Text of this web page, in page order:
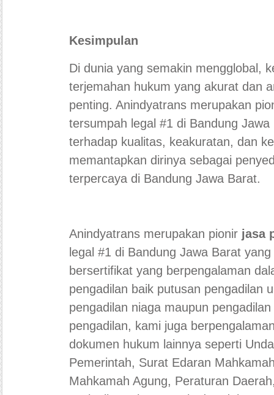
Kesimpulan
Di dunia yang semakin mengglobal,
terjemahan hukum yang akurat dan
penting. Anindyatrans merupakan
tersumpah legal #1 di Bandung
terhadap kualitas, keakuratan, dan
memantapkan dirinya sebagai
terpercaya di Bandung Jawa Barat.
Anindyatrans merupakan pionir jasa
legal #1 di Bandung Jawa Barat
bersertifikat yang berpengalaman
pengadilan baik putusan pengadilan
pengadilan niaga maupun
pengadilan, kami juga
dokumen hukum lainnya seperti
Pemerintah, Surat Edaran
Mahkamah Agung, Peraturan